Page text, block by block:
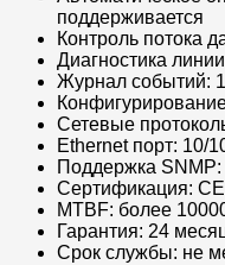
поддерживается
Контроль потока
Диагностика
Журнал событий:
Сетевые
Ethernet порт: 10/
Поддержка SNMP:
Сертификация:
MTBF: более
Гарантия: 24
Срок службы: не